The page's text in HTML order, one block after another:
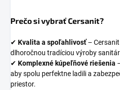
Prečo si vybrať Cersanit?
✔ Kvalita a spoľahlivosť– Cersanit
dlhoročnou tradíciou výroby
✔ Komplexné kúpeľňové riešenia
aby spolu perfektne ladili a
priestor.